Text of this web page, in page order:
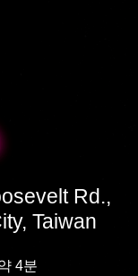
Rd.,
Taiwan
4분